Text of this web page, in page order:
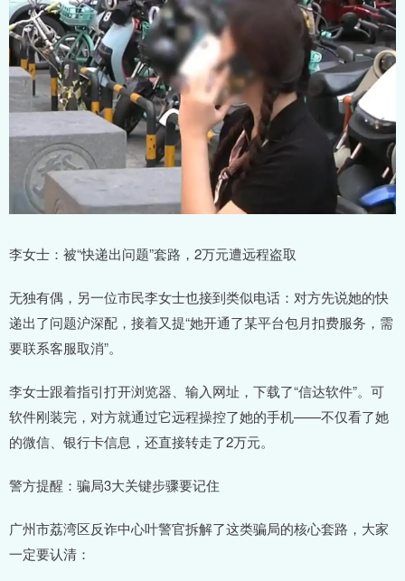
李女士：被“快递出问题”套路，2万元遭远程盗取
无独有偶，另一位市民李女士也接到类似电话：对方先说她的快
递出了问题沪深配，接着又提“她开通了某平台包月扣费服务，需
要联系客服取消”。
李女士跟着指引打开浏览器、输入网址，下载了“信达软件”。可
软件刚装完，对方就通过它远程操控了她的手机——不仅看了她
的微信、银行卡信息，还直接转走了2万元。
警方提醒：骗局3大关键步骤要记住
广州市荔湾区反诈中心叶警官拆解了这类骗局的核心套路，大家
一定要认清：